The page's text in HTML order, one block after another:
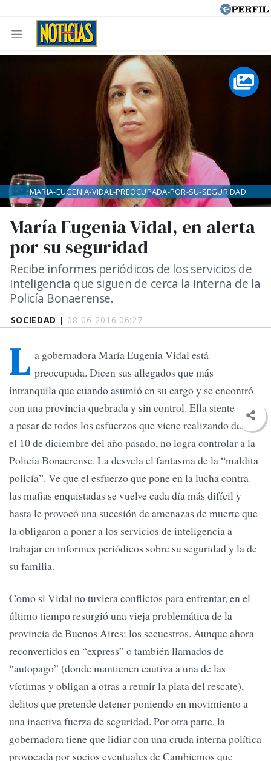
SOCIEDAD | 08-06-2016 06:27
María Eugenia Vidal, en alerta
por su seguridad
Recibe informes periódicos de los servicios de
inteligencia que siguen de cerca la interna de la
Policía Bonaerense.
MARIA-EUGENIA-VIDAL-PREOCUPADA-POR-SU-SEGURIDAD
L a gobernadora María Eugenia Vidal está
preocupada. Dicen sus allegados que más
intranquila que cuando asumió en su cargo y se encontró
con una provincia quebrada y sin control. Ella siente que,
a pesar de todos los esfuerzos que viene realizando desde
el 10 de diciembre del año pasado, no logra controlar a la
Policía Bonaerense. La desvela el fantasma de la “maldita
policía”. Ve que el esfuerzo que pone en la lucha contra
las mafias enquistadas se vuelve cada día más difícil y
hasta le provocó una sucesión de amenazas de muerte que
la obligaron a poner a los servicios de inteligencia a
trabajar en informes periódicos sobre su seguridad y la de
su familia.
Como si Vidal no tuviera conflictos para enfrentar, en el
último tiempo resurgió una vieja problemática de la
provincia de Buenos Aires: los secuestros. Aunque ahora
reconvertidos en “express” o también llamados de
“autopago” (donde mantienen cautiva a una de las
víctimas y obligan a otras a reunir la plata del rescate),
delitos que pretende detener poniendo en movimiento a
una inactiva fuerza de seguridad. Por otra parte, la
gobernadora tiene que lidiar con una cruda interna política
provocada por socios eventuales de Cambiemos que